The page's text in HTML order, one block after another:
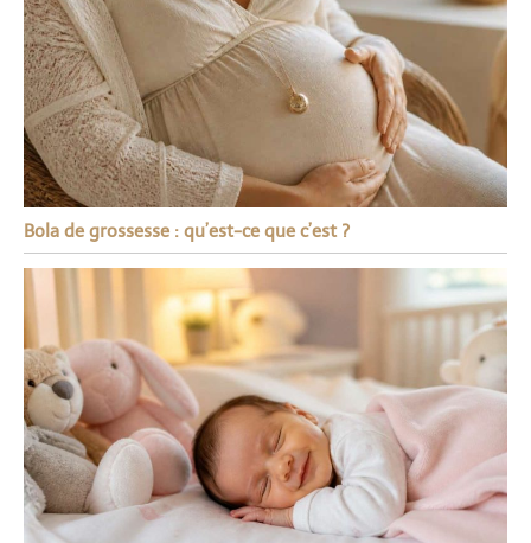
Bola de grossesse : qu’est-ce que c’est ?